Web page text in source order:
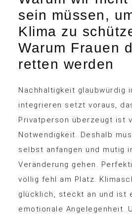
sein müssen,
Klima zu
Warum Frauen
retten werden
Nachhaltigkeit glaubwürdig
integrieren setzt voraus,
Privatperson überzeugt ist
Notwendigkeit. Deshalb
selbst anfangen und mutig
Veränderung gehen.
völlig fehl am Platz.
glücklich, steckt an und ist
emotionale Angelegenheit.